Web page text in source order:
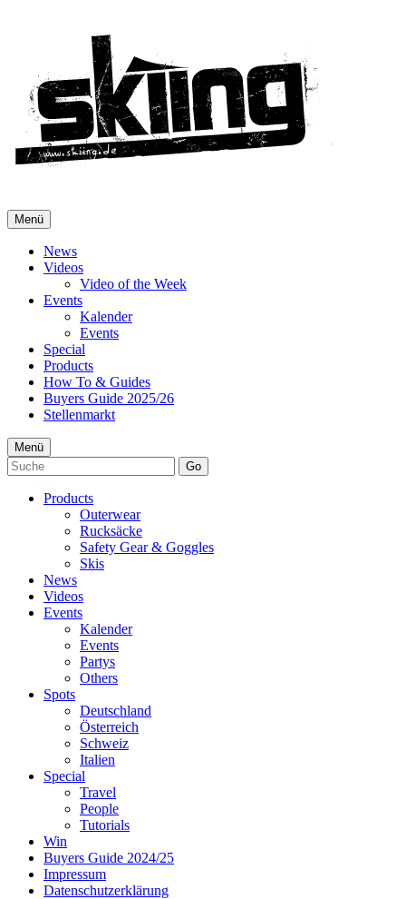
Menü
News
Videos
Video of the Week
Events
Kalender
Events
Special
Products
How To & Guides
Buyers Guide 2025/26
Stellenmarkt
Menü
Go
Products
Outerwear
Rucksäcke
Safety Gear & Goggles
Skis
News
Videos
Events
Kalender
Events
Partys
Others
Spots
Deutschland
Österreich
Schweiz
Italien
Special
Travel
People
Tutorials
Win
Buyers Guide 2024/25
Impressum
Datenschutzerklärung